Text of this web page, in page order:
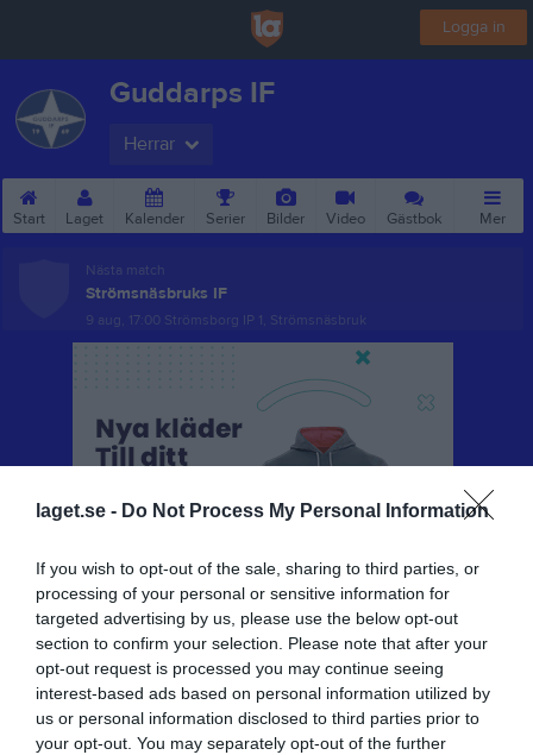
laget.se - Do Not Process My Personal Information
If you wish to opt-out of the sale, sharing to third parties, or
processing of your personal or sensitive information for
targeted advertising by us, please use the below opt-out
section to confirm your selection. Please note that after your
opt-out request is processed you may continue seeing
interest-based ads based on personal information utilized by
us or personal information disclosed to third parties prior to
your opt-out. You may separately opt-out of the further
Logga in
Guddarps IF
Herrar
Start Laget Kalender Serier Bilder Video Gästbok Mer
Nästa match
Strömsnäsbruks IF
9 aug, 17:00 Strömsborg IP 1, Strömsnäsbruk